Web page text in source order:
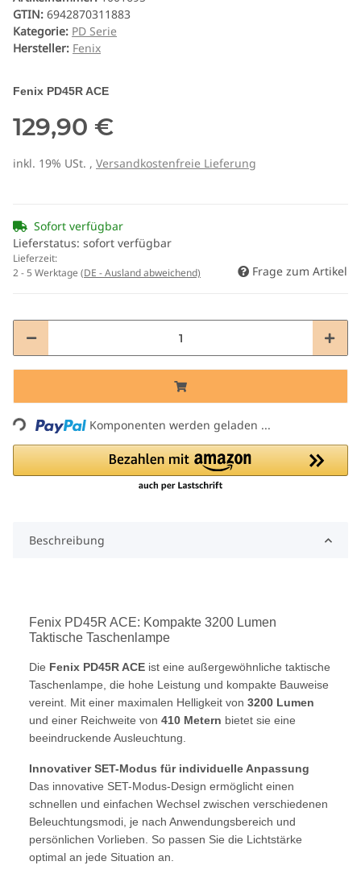
GTIN: 6942870311883
Kategorie: PD Serie
Hersteller: Fenix
Fenix PD45R ACE
129,90 €
inkl. 19% USt. , Versandkostenfreie Lieferung
Sofort verfügbar
Lieferstatus: sofort verfügbar
Lieferzeit:
2 - 5 Werktage (DE - Ausland abweichend) Frage zum Artikel
Loading... Komponenten werden geladen ...
Beschreibung
Fenix PD45R ACE: Kompakte 3200 Lumen
Taktische Taschenlampe
Die Fenix PD45R ACE ist eine außergewöhnliche taktische
Taschenlampe, die hohe Leistung und kompakte Bauweise
vereint. Mit einer maximalen Helligkeit von 3200 Lumen
und einer Reichweite von 410 Metern bietet sie eine
beeindruckende Ausleuchtung.
Innovativer SET-Modus für individuelle Anpassung
Das innovative SET-Modus-Design ermöglicht einen
schnellen und einfachen Wechsel zwischen verschiedenen
Beleuchtungsmodi, je nach Anwendungsbereich und
persönlichen Vorlieben. So passen Sie die Lichtstärke
optimal an jede Situation an.